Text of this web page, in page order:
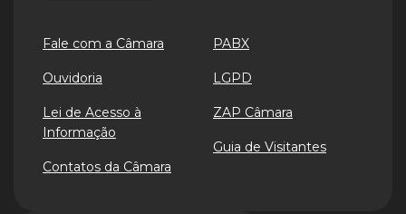
Fale com a Câmara
Ouvidoria
Lei de Acesso à
Informação
Contatos da Câmara
PABX
LGPD
ZAP Câmara
Guia de Visitantes